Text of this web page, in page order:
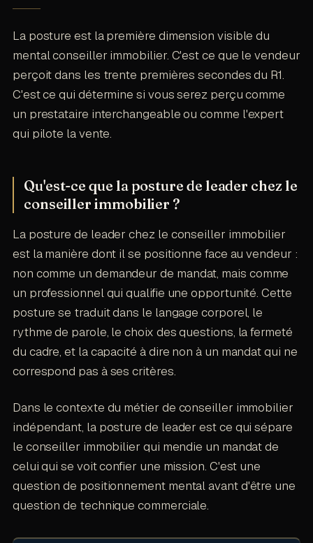
La posture est la première dimension visible du
mental conseiller immobilier. C'est ce que le vendeur
perçoit dans les trente premières secondes du R1.
C'est ce qui détermine si vous serez perçu comme
un prestataire interchangeable ou comme l'expert
qui pilote la vente.
Qu'est-ce que la posture de leader chez le
conseiller immobilier ?
La posture de leader chez le conseiller immobilier
est la manière dont il se positionne face au vendeur :
non comme un demandeur de mandat, mais comme
un professionnel qui qualifie une opportunité. Cette
posture se traduit dans le langage corporel, le
rythme de parole, le choix des questions, la fermeté
du cadre, et la capacité à dire non à un mandat qui ne
correspond pas à ses critères.
Dans le contexte du métier de conseiller immobilier
indépendant, la posture de leader est ce qui sépare
le conseiller immobilier qui mendie un mandat de
celui qui se voit confier une mission. C'est une
question de positionnement mental avant d'être une
question de technique commerciale.